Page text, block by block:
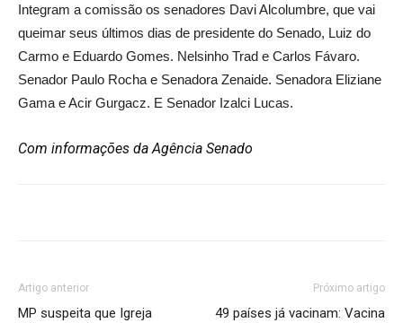
Integram a comissão os senadores Davi Alcolumbre, que vai
queimar seus últimos dias de presidente do Senado, Luiz do
Carmo e Eduardo Gomes. Nelsinho Trad e Carlos Fávaro.
Senador Paulo Rocha e Senadora Zenaide. Senadora Eliziane
Gama e Acir Gurgacz. E Senador Izalci Lucas.
Com informações da Agência Senado
Artigo anterior
MP suspeita que Igreja
Próximo artigo
49 países já vacinam: Vacina